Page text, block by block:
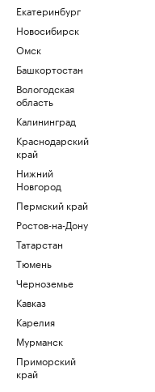
Екатеринбург
Новосибирск
Омск
Башкортостан
Вологодская
область
Калининград
Краснодарский
край
Нижний
Новгород
Пермский край
Ростов-на-Дону
Татарстан
Тюмень
Черноземье
Кавказ
Карелия
Мурманск
Приморский
край